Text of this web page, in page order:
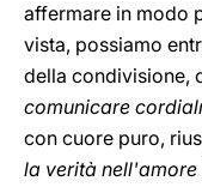
affermare in modo
vista, possiamo
della condivisione,
comunicare
con cuore puro,
la verità nell'amore